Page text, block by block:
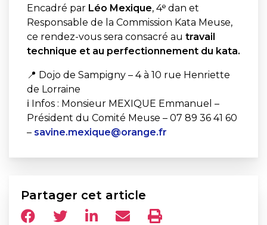
Encadré par Léo Mexique, 4ᵉ dan et
Responsable de la Commission Kata Meuse,
ce rendez-vous sera consacré au travail
technique et au perfectionnement du kata.
📍 Dojo de Sampigny – 4 à 10 rue Henriette
de Lorraine
ℹ️ Infos : Monsieur MEXIQUE Emmanuel –
Président du Comité Meuse – 07 89 36 41 60
– savine.mexique@orange.fr
Partager cet article